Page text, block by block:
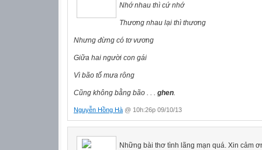
Nhớ nhau thì cứ nhớ
Thương nhau lại thì thương
Nhưng đừng có tơ vương
Giữa hai người con gái
Vì bão tố mưa rông
Cũng không bằng bão . . . ghen
Nguyễn Hồng Hà @ 10h:26p 09/10/13
Những bài thơ tình lãng mạn quá. Xin cảm